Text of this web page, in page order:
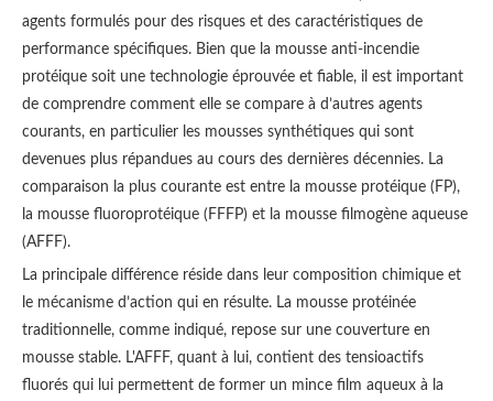
agents formulés pour des risques et des caractéristiques de
performance spécifiques. Bien que la mousse anti-incendie
protéique soit une technologie éprouvée et fiable, il est important
de comprendre comment elle se compare à d’autres agents
courants, en particulier les mousses synthétiques qui sont
devenues plus répandues au cours des dernières décennies. La
comparaison la plus courante est entre la mousse protéique (FP),
la mousse fluoroprotéique (FFFP) et la mousse filmogène aqueuse
(AFFF).
La principale différence réside dans leur composition chimique et
le mécanisme d’action qui en résulte. La mousse protéinée
traditionnelle, comme indiqué, repose sur une couverture en
mousse stable. L'AFFF, quant à lui, contient des tensioactifs
fluorés qui lui permettent de former un mince film aqueux à la